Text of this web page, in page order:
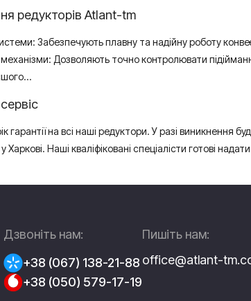
редукторів Atlant-tm
Забезпечують плавну та надійну роботу
механізми: Дозволяють точно контролювати
гарантії на всі наші редуктори. У разі
Харкові. Наші кваліфіковані спеціалісти готові
Дзвоніть нам:
+38 (067) 138-21-88
+38 (050) 579-17-19
Пишіть нам:
office@atlant-